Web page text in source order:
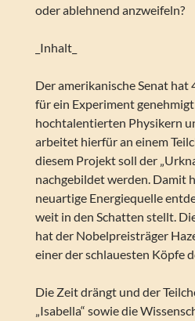
oder ablehnend anzweifeln?
_Inhalt_
Der amerikanische Senat
für ein Experiment
hochtalentierten Physikern
arbeitet hierfür an einem
diesem Projekt soll der
nachgebildet werden. Damit
neuartige Energiequelle
weit in den Schatten stellt.
hat der Nobelpreisträger
einer der schlauesten Köpfe
Die Zeit drängt und der
„Isabella“ sowie die